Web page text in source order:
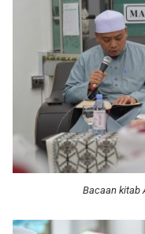
Bacaan kitab